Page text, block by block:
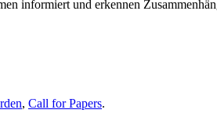
informiert und erkennen
, Call for Papers.